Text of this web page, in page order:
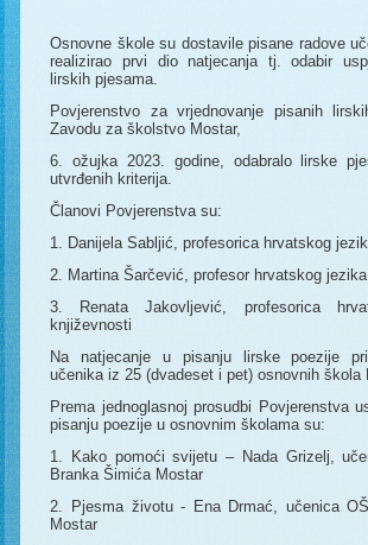
Osnovne škole su dostavile pisane radove
realizirao prvi dio natjecanja tj. odabir
lirskih pjesama.
Povjerenstvo za vrjednovanje pisanih
Zavodu za školstvo Mostar,
6. ožujka 2023. godine, odabralo lirske
utvrđenih kriterija.
Članovi Povjerenstva su:
1. Danijela Sabljić, profesorica hrvatskog
2. Martina Šarčević, profesor hrvatskog
3. Renata Jakovljević, profesorica
književnosti
Na natjecanje u pisanju lirske poezije
učenika iz 25 (dvadeset i pet) osnovnih škola
Prema jednoglasnoj prosudbi Povjerenstva
pisanju poezije u osnovnim školama su:
1. Kako pomoći svijetu – Nada Grizelj,
Branka Šimića Mostar
2. Pjesma životu - Ena Drmać, učenica
Mostar